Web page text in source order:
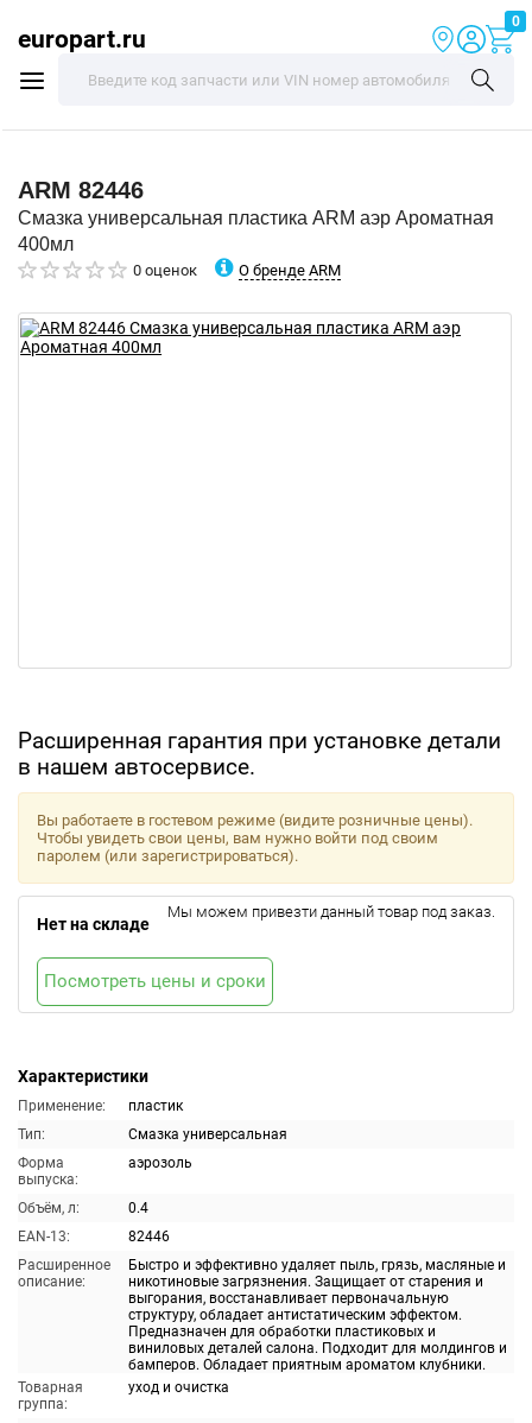
europart.ru
0
ARM 82446
Смазка универсальная пластика ARM аэр Ароматная
400мл
0 оценок О бренде ARM
Расширенная гарантия при установке детали
в нашем автосервисе.
Характеристики
Применение:
пластик
Тип:
Смазка универсальная
Форма
выпуска:
аэрозоль
Объём, л:
0.4
EAN-13:
82446
Расширенное
описание:
Быстро и эффективно удаляет пыль, грязь, масляные и
никотиновые загрязнения. Защищает от старения и
выгорания, восстанавливает первоначальную
структуру, обладает антистатическим эффектом.
Предназначен для обработки пластиковых и
виниловых деталей салона. Подходит для молдингов и
бамперов. Обладает приятным ароматом клубники.
Товарная
группа:
уход и очистка
Вы работаете в гостевом режиме (видите розничные цены).
Чтобы увидеть свои цены, вам нужно войти под своим
паролем (или зарегистрироваться).
Нет на складе
Мы можем привезти данный товар под заказ.
Посмотреть цены и сроки